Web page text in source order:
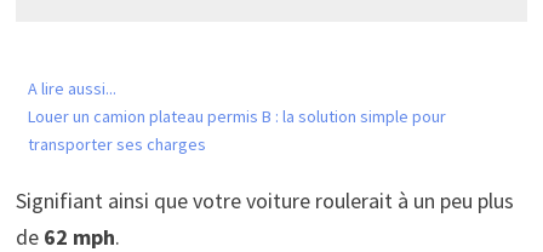
A lire aussi...
Louer un camion plateau permis B : la solution simple pour
transporter ses charges
Signifiant ainsi que votre voiture roulerait à un peu plus
de 62 mph.